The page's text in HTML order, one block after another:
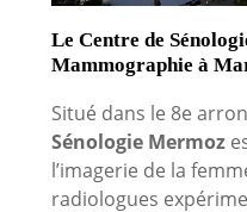
Le Centre de
Mammographie à
Situé dans le 8e
Sénologie Mermoz
l’imagerie de la
radiologues